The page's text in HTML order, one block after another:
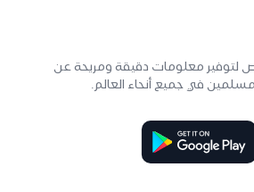
لتوفير معلومات دقيقة ومريحة عن
في جميع أنحاء العالم.